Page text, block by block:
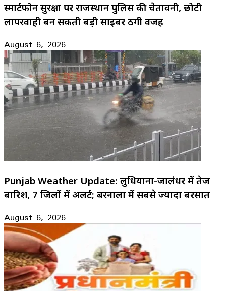
स्मार्टफोन सुरक्षा पर राजस्थान पुलिस की चेतावनी, छोटी
लापरवाही बन सकती बड़ी साइबर ठगी वजह
August 6, 2026
Punjab Weather Update: लुधियाना-जालंधर में तेज
बारिश, 7 जिलों में अलर्ट; बरनाला में सबसे ज्यादा बरसात
August 6, 2026